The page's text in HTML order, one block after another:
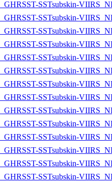
SSTsubskin-
SSTsubskin-
SSTsubskin-
SSTsubskin-
SSTsubskin-
SSTsubskin-
SSTsubskin-
SSTsubskin-
SSTsubskin-
SSTsubskin-
SSTsubskin-
SSTsubskin-
SSTsubskin-
SSTsubskin-